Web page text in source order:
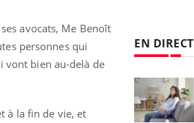
avocats, Me Benoît
personnes qui
vont bien au-delà de
à la fin de vie, et
EN DIRECT